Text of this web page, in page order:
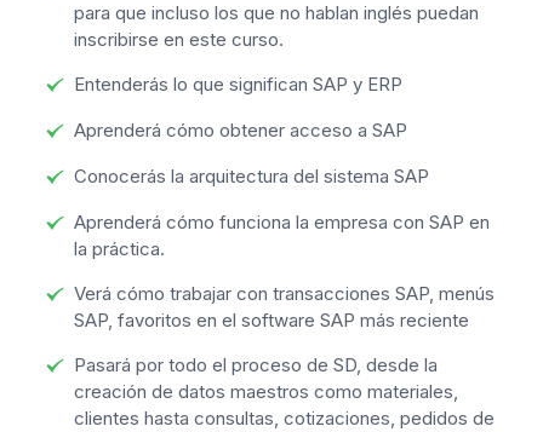
para que incluso los que no hablan inglés puedan
inscribirse en este curso.
Entenderás lo que significan SAP y ERP
Aprenderá cómo obtener acceso a SAP
Conocerás la arquitectura del sistema SAP
Aprenderá cómo funciona la empresa con SAP en
la práctica.
Verá cómo trabajar con transacciones SAP, menús
SAP, favoritos en el software SAP más reciente
Pasará por todo el proceso de SD, desde la
creación de datos maestros como materiales,
clientes hasta consultas, cotizaciones, pedidos de